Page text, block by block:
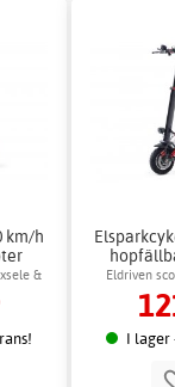
km/h
&
Eldriven
I lager